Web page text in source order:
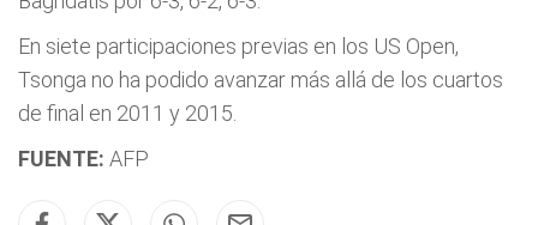
En siete participaciones previas en los US Open,
Tsonga no ha podido avanzar más allá de los cuartos
de final en 2011 y 2015.
FUENTE: AFP